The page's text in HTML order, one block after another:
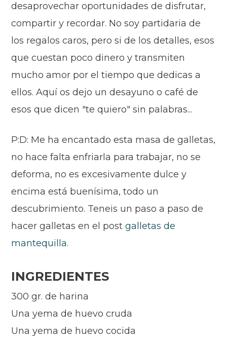
desaprovechar oportunidades de disfrutar,
compartir y recordar. No soy partidaria de
los regalos caros, pero si de los detalles, esos
que cuestan poco dinero y transmiten
mucho amor por el tiempo que dedicas a
ellos. Aquí os dejo un desayuno o café de
esos que dicen "te quiero" sin palabras...
P:D: Me ha encantado esta masa de galletas,
no hace falta enfriarla para trabajar, no se
deforma, no es excesivamente dulce y
encima está buenísima, todo un
descubrimiento. Teneis un paso a paso de
hacer galletas en el postgalletas de
mantequilla.
INGREDIENTES
300 gr. de harina
Una yema de huevo cruda
Una yema de huevo cocida